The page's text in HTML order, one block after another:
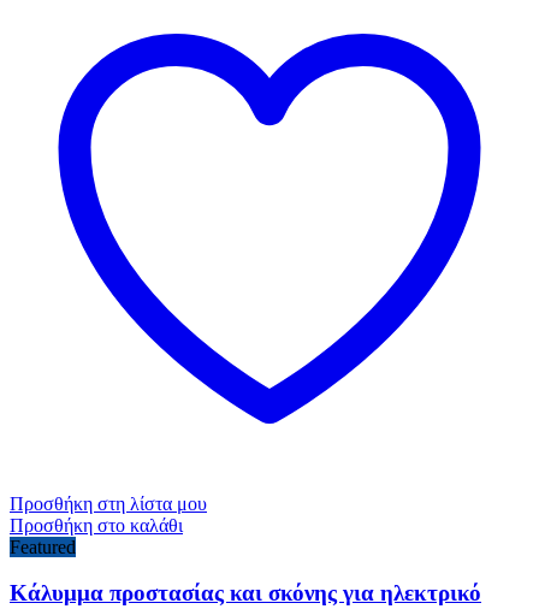
Προσθήκη στη λίστα μου
Προσθήκη στο καλάθι
Featured
Κάλυμμα προστασίας και σκόνης για ηλεκτρικό